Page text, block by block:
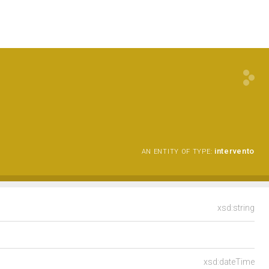
AN ENTITY OF TYPE: intervento
xsd:string
xsd:dateTime